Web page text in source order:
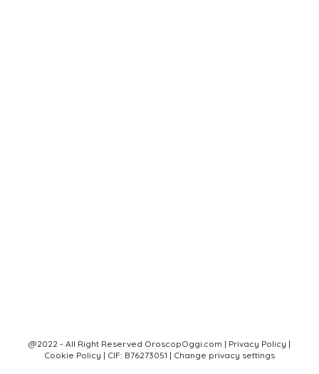
@2022 - All Right Reserved OroscopOggi.com | Privacy Policy |
Cookie Policy | CIF: B76273051 | Change privacy settings